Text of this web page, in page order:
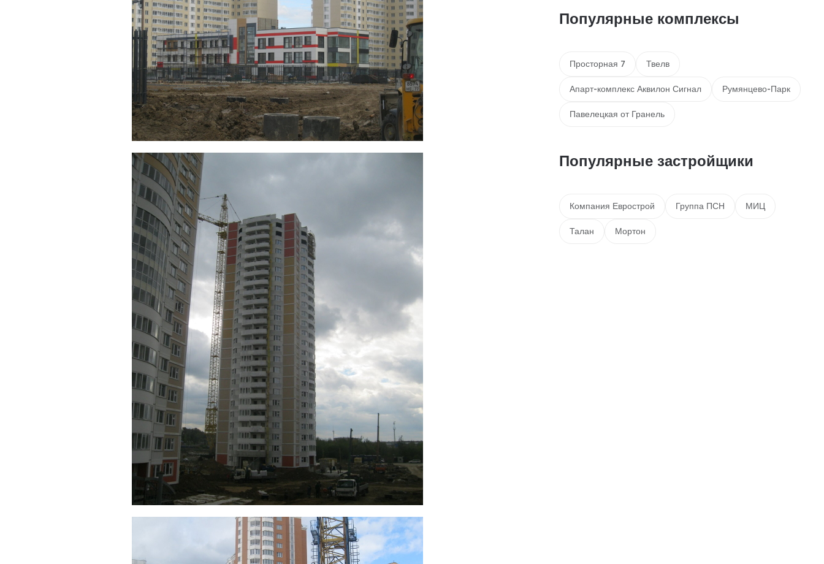
Популярные комплексы
Просторная 7 Твелв
Апарт-комплекс Аквилон Сигнал Румянцево-Парк
Павелецкая от Гранель
Популярные застройщики
Компания Еврострой Группа ПСН МИЦ
Талан Мортон